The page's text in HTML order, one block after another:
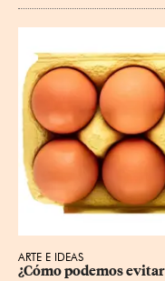
ARTE E IDEAS
¿Cómo podemos